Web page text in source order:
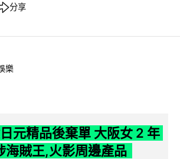
分享
樂
元精品後棄單 大阪女 2 年
海賊王,火影周邊產品